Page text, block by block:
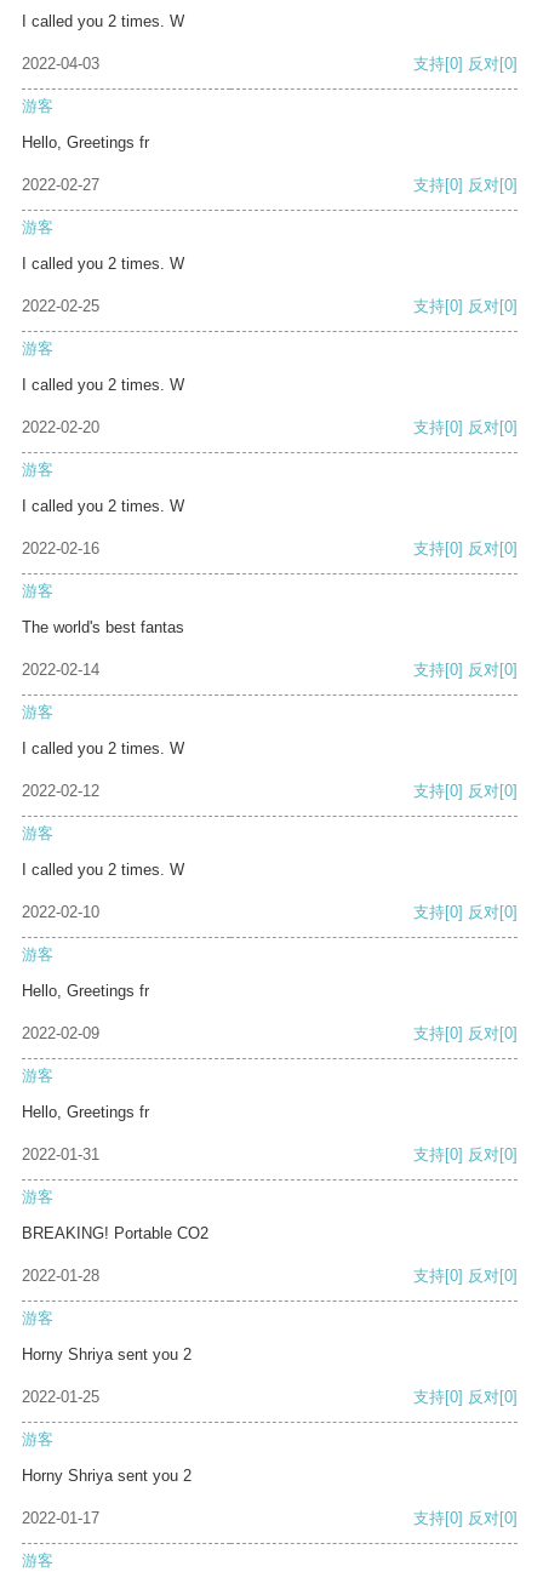
I called you 2 times. W
2022-04-03 支持[0] 反对[0]
游客
Hello, Greetings fr
2022-02-27 支持[0] 反对[0]
游客
I called you 2 times. W
2022-02-25 支持[0] 反对[0]
游客
I called you 2 times. W
2022-02-20 支持[0] 反对[0]
游客
I called you 2 times. W
2022-02-16 支持[0] 反对[0]
游客
The world's best fantas
2022-02-14 支持[0] 反对[0]
游客
I called you 2 times. W
2022-02-12 支持[0] 反对[0]
游客
I called you 2 times. W
2022-02-10 支持[0] 反对[0]
游客
Hello, Greetings fr
2022-02-09 支持[0] 反对[0]
游客
Hello, Greetings fr
2022-01-31 支持[0] 反对[0]
游客
BREAKING! Portable CO2
2022-01-28 支持[0] 反对[0]
游客
Horny Shriya sent you 2
2022-01-25 支持[0] 反对[0]
游客
Horny Shriya sent you 2
2022-01-17 支持[0] 反对[0]
游客